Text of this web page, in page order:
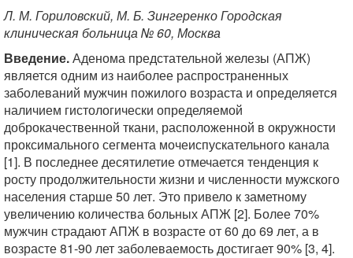
Л. М. Гориловский, М. Б. Зингеренко Городская
клиническая больница № 60, Москва
Введение.Аденома предстательной железы (АПЖ)
является одним из наиболее распространенных
заболеваний мужчин пожилого возраста и определяется
наличием гистологически определяемой
доброкачественной ткани, расположенной в окружности
проксимального сегмента мочеиспускательного канала
[1]. В последнее десятилетие отмечается тенденция к
росту продолжительности жизни и численности мужского
населения старше 50 лет. Это привело к заметному
увеличению количества больных АПЖ [2]. Более 70%
мужчин страдают АПЖ в возрасте от 60 до 69 лет, а в
возрасте 81-90 лет заболеваемость достигает 90% [3, 4].